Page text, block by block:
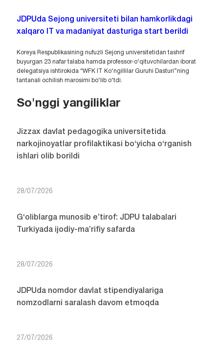
JDPUda Sejong universiteti bilan hamkorlikdagi
xalqaro IT va madaniyat dasturiga start berildi
Koreya Respublikasining nufuzli Sejong universitetidan tashrif
buyurgan 23 nafar talaba hamda professor-o‘qituvchilardan iborat
delegatsiya ishtirokida “WFK IT Ko‘ngillilar Guruhi Dasturi”ning
tantanali ochilish marosimi bo‘lib o‘tdi.
So'nggi yangiliklar
Jizzax davlat pedagogika universitetida
narkojinoyatlar profilaktikasi bo‘yicha o‘rganish
ishlari olib borildi
28/07/2026
G‘oliblarga munosib e’tirof: JDPU talabalari
Turkiyada ijodiy-ma’rifiy safarda
28/07/2026
JDPUda nomdor davlat stipendiyalariga
nomzodlarni saralash davom etmoqda
27/07/2026